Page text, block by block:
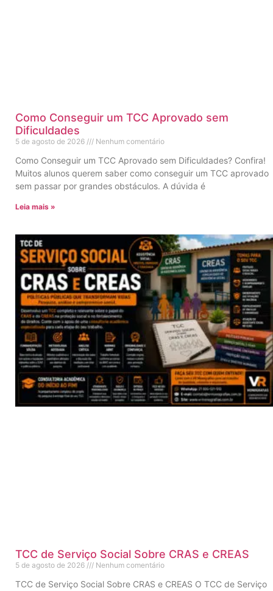
Como Conseguir um TCC Aprovado sem
Dificuldades
5 de agosto de 2026 Nenhum comentário
Como Conseguir um TCC Aprovado sem Dificuldades? Confira!
Muitos alunos querem saber como conseguir um TCC aprovado
sem passar por grandes obstáculos. A dúvida é
Leia mais »
TCC de Serviço Social Sobre CRAS e CREAS
5 de agosto de 2026 Nenhum comentário
TCC de Serviço Social Sobre CRAS e CREAS O TCC de Serviço